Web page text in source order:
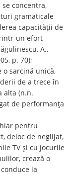
concentra,
gramaticale
capacității de
un efort
A.,
p. 70);
o sarcină unică,
de a trece în
alta (n.n.
de performanţa
pentru
deloc de neglijat,
TV și cu jocurile
crează o
la